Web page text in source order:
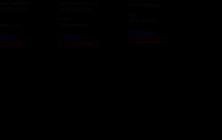
auf Lager
Weiterlesen
Nicht auf Lager
Weiterlesen
Nicht auf Lager